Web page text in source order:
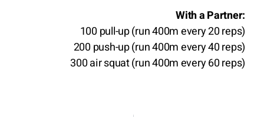
With a Partner:
100 pull-up (run 400m every 20 reps)
200 push-up (run 400m every 40 reps)
300 air squat (run 400m every 60 reps)